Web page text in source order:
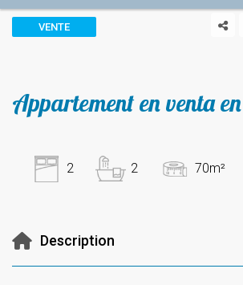
VENTE
Appartement en venta
2 2 70m²
Description